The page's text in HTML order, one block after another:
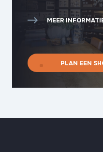
MEER
PLAN EEN